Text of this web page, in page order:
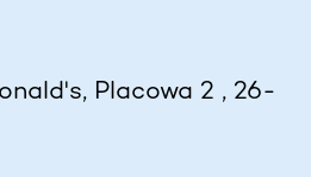
Placowa 2 , 26-